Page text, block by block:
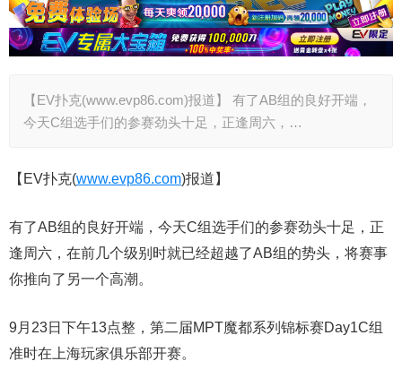
【EV扑克(www.evp86.com)报道】 有了AB组的良好开端，
今天C组选手们的参赛劲头十足，正逢周六，…
【EV扑克(www.evp86.com)报道】
有了AB组的良好开端，今天C组选手们的参赛劲头十足，正
逢周六，在前几个级别时就已经超越了AB组的势头，将赛事
你推向了另一个高潮。
9月23日下午13点整，第二届MPT魔都系列锦标赛Day1C组
准时在上海玩家俱乐部开赛。